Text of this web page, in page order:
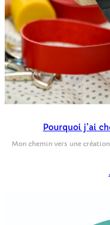
Pourquoi j’ai
Mon chemin vers une